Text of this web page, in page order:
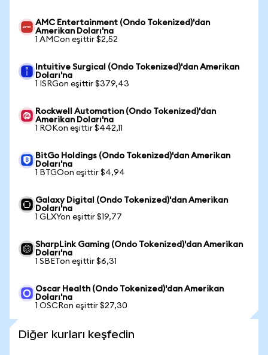
AMC Entertainment (Ondo Tokenized)'dan
Amerikan Doları'na
1 AMCon eşittir $2,52
Intuitive Surgical (Ondo Tokenized)'dan Amerikan
Doları'na
1 ISRGon eşittir $379,43
Rockwell Automation (Ondo Tokenized)'dan
Amerikan Doları'na
1 ROKon eşittir $442,11
BitGo Holdings (Ondo Tokenized)'dan Amerikan
Doları'na
1 BTGOon eşittir $4,94
Galaxy Digital (Ondo Tokenized)'dan Amerikan
Doları'na
1 GLXYon eşittir $19,77
SharpLink Gaming (Ondo Tokenized)'dan Amerikan
Doları'na
1 SBETon eşittir $6,31
Oscar Health (Ondo Tokenized)'dan Amerikan
Doları'na
1 OSCRon eşittir $27,30
Diğer kurları keşfedin